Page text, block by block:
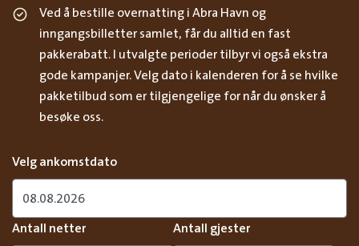
Ved å bestille overnatting i Abra Havn og
inngangsbilletter samlet, får du alltid en fast
pakkerabatt. I utvalgte perioder tilbyr vi også ekstra
gode kampanjer. Velg dato i kalenderen for å se hvilke
pakketilbud som er tilgjengelige for når du ønsker å
besøke oss.
Velg ankomstdato
Antall netter Antall gjester